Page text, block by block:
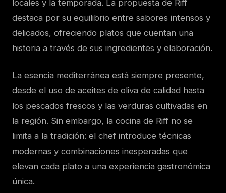
locales y la temporada. La propuesta de Riff
destaca por su equilibrio entre sabores intensos y
delicados, ofreciendo platos que cuentan una
historia a través de sus ingredientes y elaboración.
La esencia mediterránea está siempre presente,
desde el uso de aceites de oliva de calidad hasta
los pescados frescos y las verduras cultivadas en
la región. Sin embargo, la cocina de Riff no se
limita a la tradición: el chef introduce técnicas
modernas y combinaciones inesperadas que
elevan cada plato a una experiencia gastronómica
única.